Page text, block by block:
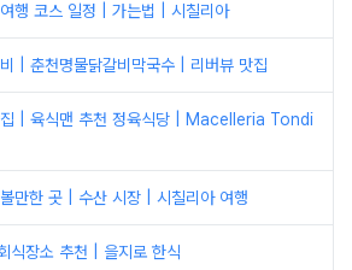
행 코스 일정 | 가는법 | 시칠리아
| 춘천명물닭갈비막국수 | 리버뷰 맛집
집 | 육식맨 추천 정육식당 | Macelleria Tondi
만한 곳 | 수산 시장 | 시칠리아 여행
식장소 추천 | 을지로 한식